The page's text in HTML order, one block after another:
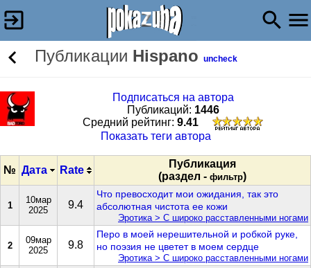
Публикации Hispano uncheck
Подписаться на автора
Публикаций: 1446
Cредний рейтинг: 9.41
Показать теги автора
№ Дата Rate
Публикация
(раздел - фильтр)
1
10мар
2025
9.4
Что превосходит мои ожидания, так это
абсолютная чистота ее кожи
Эротика > С широко расставленными ногами
2
09мар
2025
9.8
Перо в моей нерешительной и робкой руке,
но поэзия не цветет в моем сердце
Эротика > С широко расставленными ногами